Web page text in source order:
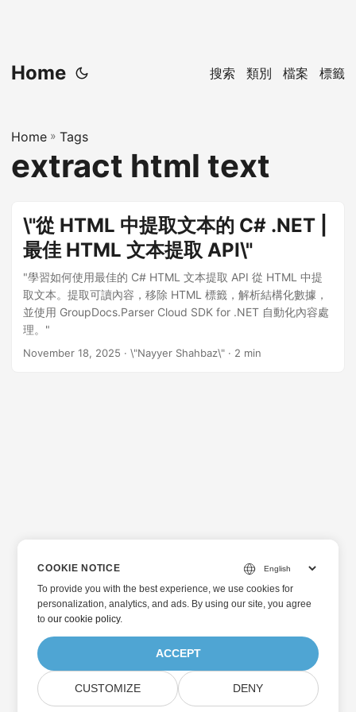
Home 搜索 類別 檔案 標籤
Home » Tags
extract html text
\"從 HTML 中提取文本的 C# .NET |
最佳 HTML 文本提取 API\"
"學習如何使用最佳的 C# HTML 文本提取 API 從 HTML 中提
取文本。提取可讀內容，移除 HTML 標籤，解析結構化數據，
並使用 GroupDocs.Parser Cloud SDK for .NET 自動化內容處
理。"
November 18, 2025 · \"Nayyer Shahbaz\" · 2 min
COOKIE NOTICE
To provide you with the best experience, we use cookies for
personalization, analytics, and ads. By using our site, you agree
toour cookie policy.
ACCEPT
CUSTOMIZE DENY